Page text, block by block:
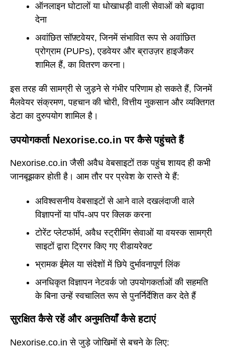
ऑनलाइन घोटालों या धोखाधड़ी वाली सेवाओं को बढ़ावा
देना
अवांछित सॉफ़्टवेयर, जिनमें संभावित रूप से अवांछित
प्रोग्राम (PUPs), एडवेयर और ब्राउज़र हाइजैकर
शामिल हैं, का वितरण करना।
इस तरह की सामग्री से जुड़ने से गंभीर परिणाम हो सकते हैं, जिनमें
मैलवेयर संक्रमण, पहचान की चोरी, वित्तीय नुकसान और व्यक्तिगत
डेटा का दुरुपयोग शामिल है।
उपयोगकर्ता Nexorise.co.in पर कैसे पहुंचते हैं
Nexorise.co.in जैसी अवैध वेबसाइटों तक पहुंच शायद ही कभी
जानबूझकर होती है। आम तौर पर प्रवेश के रास्ते ये हैं:
अविश्वसनीय वेबसाइटों से आने वाले दखलंदाजी वाले
विज्ञापनों या पॉप-अप पर क्लिक करना
टोरेंट प्लेटफॉर्म, अवैध स्ट्रीमिंग सेवाओं या वयस्क सामग्री
साइटों द्वारा ट्रिगर किए गए रीडायरेक्ट
भ्रामक ईमेल या संदेशों में छिपे दुर्भावनापूर्ण लिंक
अनधिकृत विज्ञापन नेटवर्क जो उपयोगकर्ताओं की सहमति
के बिना उन्हें स्वचालित रूप से पुनर्निर्देशित कर देते हैं
सुरक्षित कैसे रहें और अनुमतियाँ कैसे हटाएं
Nexorise.co.in से जुड़े जोखिमों से बचने के लिए: